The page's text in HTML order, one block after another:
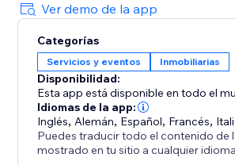
Ver demo de la app
Categorías
Servicios y eventos Inmobiliarias
Disponibilidad:
Esta app está disponible en todo el
Idiomas de la app:
Inglés, Alemán, Español, Francés,
Puedes traducir todo el contenido de
mostrado en tu sitio a cualquier